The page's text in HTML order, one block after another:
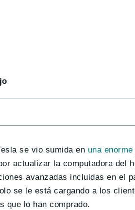
se vio sumida en una
actualizar la computadora del
avanzadas incluidas en el
se le está cargando a los
que lo han comprado.